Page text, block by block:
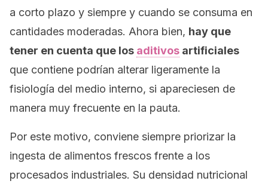
a corto plazo y siempre y cuando se consuma en
cantidades moderadas. Ahora bien, hay que
tener en cuenta que los aditivos artificiales
que contiene podrían alterar ligeramente la
fisiología del medio interno, si apareciesen de
manera muy frecuente en la pauta.
Por este motivo, conviene siempre priorizar la
ingesta de alimentos frescos frente a los
procesados industriales. Su densidad nutricional